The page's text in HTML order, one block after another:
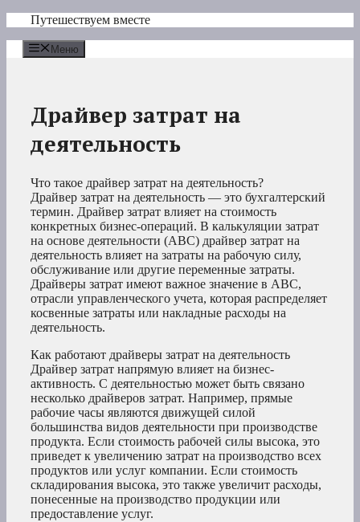
Перейти
содержимому
Путешествуем вместе
Меню
Драйвер затрат на
деятельность
Что такое драйвер затрат на деятельность?
Драйвер затрат на деятельность — это бухгалтерский
термин. Драйвер затрат влияет на стоимость
конкретных бизнес-операций. В калькуляции затрат
на основе деятельности (ABC) драйвер затрат на
деятельность влияет на затраты на рабочую силу,
обслуживание или другие переменные затраты.
Драйверы затрат имеют важное значение в ABC,
отрасли управленческого учета, которая распределяет
косвенные затраты или накладные расходы на
деятельность.
Как работают драйверы затрат на деятельность
Драйвер затрат напрямую влияет на бизнес-
активность. С деятельностью может быть связано
несколько драйверов затрат. Например, прямые
рабочие часы являются движущей силой
большинства видов деятельности при производстве
продукта. Если стоимость рабочей силы высока, это
приведет к увеличению затрат на производство всех
продуктов или услуг компании. Если стоимость
складирования высока, это также увеличит расходы,
понесенные на производство продукции или
предоставление услуг.